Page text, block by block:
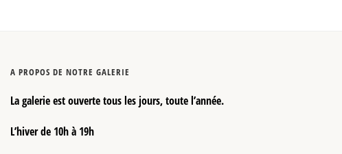
A PROPOS DE NOTRE GALERIE
La galerie est ouverte tous les jours, toute l’année.
L’hiver de 10h à 19h